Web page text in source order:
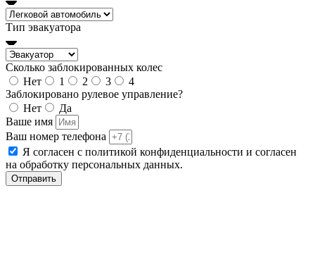
Тип эвакуатора
Сколько заблокированных колес
Нет
1 2 3
4
Заблокировано рулевое управление?
Нет
Да
Ваше имя
Ваш номер телефона
Я согласен с политикой конфиденциальности и согласен
на обработку персональных данных.
Отправить